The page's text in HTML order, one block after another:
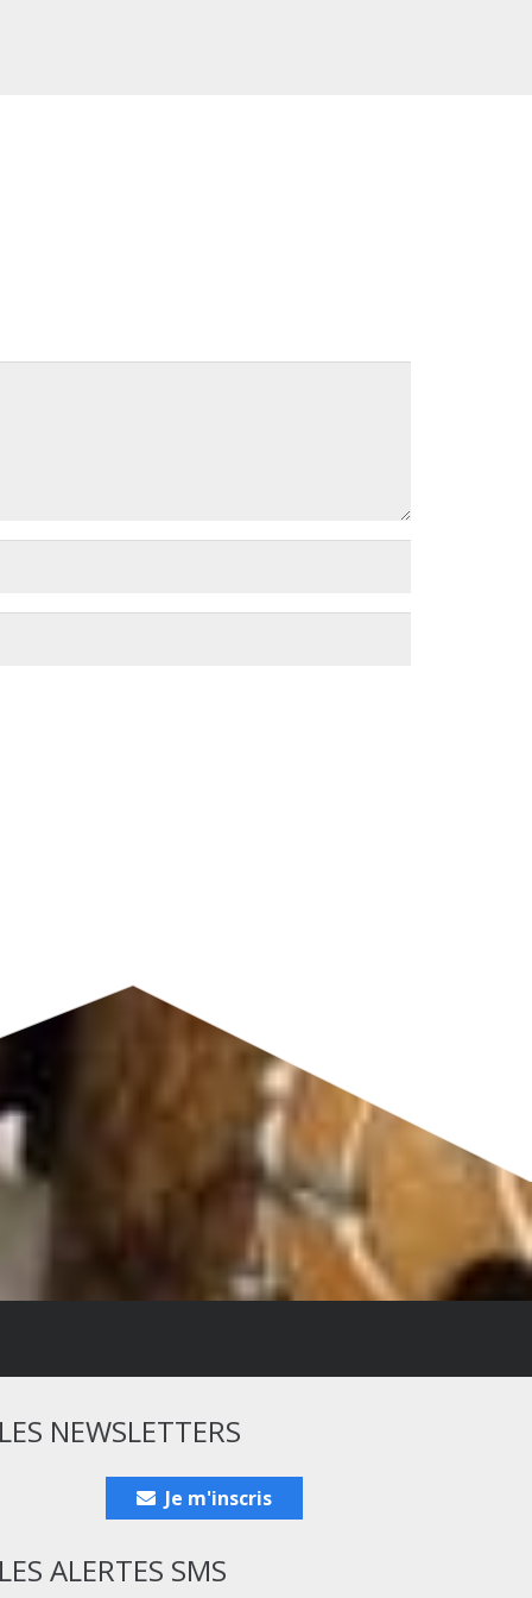
LES NEWSLETTERS
Je m'inscris
LES ALERTES SMS